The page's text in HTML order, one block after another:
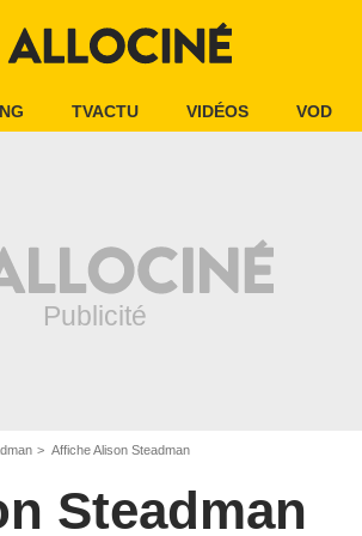
TVACTU VIDÉOS VOD
Affiche Alison Steadman
Steadman